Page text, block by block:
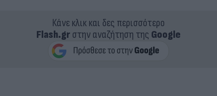
Κάνε κλικ και δες περισσότερο
Flash.grστην αναζήτηση της Google